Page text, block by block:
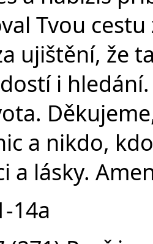
Tvou
ujištění, že
i
a nikdo,
a lásky.
14a